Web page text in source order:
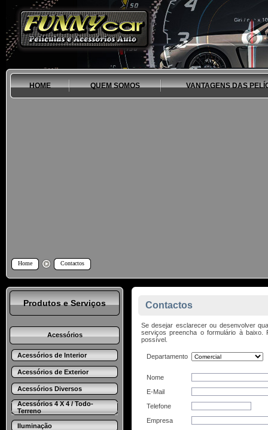
HOME QUEM SOMOS VANTAGENS DAS
Home Contactos
Produtos e Serviços
Acessórios
Acessórios de Interior
Acessórios de Exterior
Acessórios Diversos
Acessórios 4 X 4 / Todo-
Terreno
Iluminação
Contactos
Se desejar esclarecer ou desenvolver
serviços preencha o formulário à baixo.
possível.
Departamento
Nome
E-Mail
Telefone
Empresa